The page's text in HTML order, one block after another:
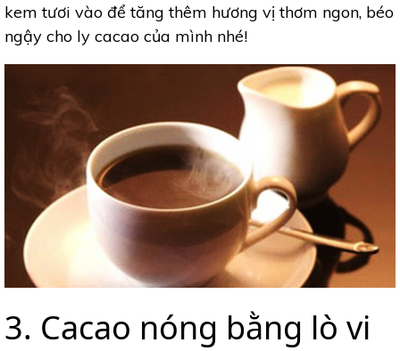
kem tươi vào để tăng thêm hương vị thơm ngon, béo
ngậy cho ly cacao của mình nhé!
3. Cacao nóng bằng lò vi